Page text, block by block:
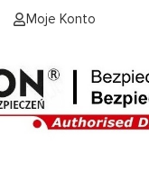
Moje Konto